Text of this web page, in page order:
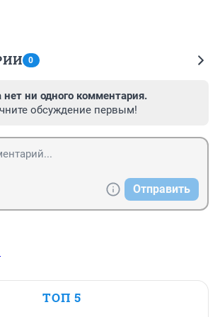
0
нет ни одного комментария.
обсуждение первым!
Отправить
ТОП 5